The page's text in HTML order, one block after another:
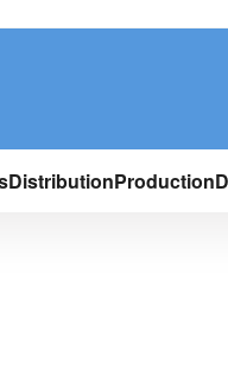
DistributionProduction